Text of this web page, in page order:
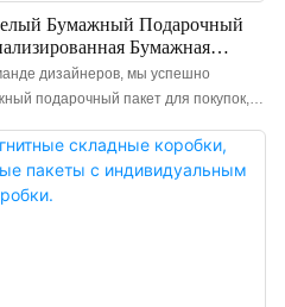
Бумажный Подарочный
Бумажная
Магнитная Коробка Для
дизайнеров, мы успешно
подарочный пакет для покупок, а
Кроме того, она изготовлена ​​в
и правилами качества,
Благодаря всем этим